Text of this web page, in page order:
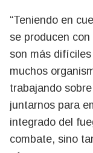
“Teniendo en
se producen
son más
muchos
trabajando
juntarnos para
integrado del
combate, sino